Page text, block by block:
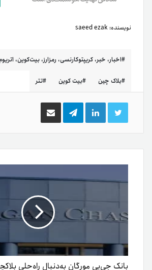
نویسنده: saeed ezak
اخبار، خبر، کریپتوکارنسی، رمزارز، بیت‌کوین،
بلاک چین بیت کوین تتر
توییتر لینکدینتلگرام اشتراک
گذاری
ایمیل
بانک جی‌پی مورگان به‌دنبال راه‌حلی